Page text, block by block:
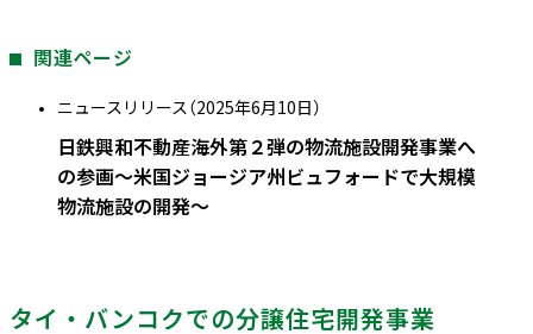
関連ページ
ニュースリリース（2025年6月10日）
日鉄興和不動産海外第２弾の物流施設開発事業へ
の参画～米国ジョージア州ビュフォードで大規模
物流施設の開発～
タイ・バンコクでの分譲住宅開発事業